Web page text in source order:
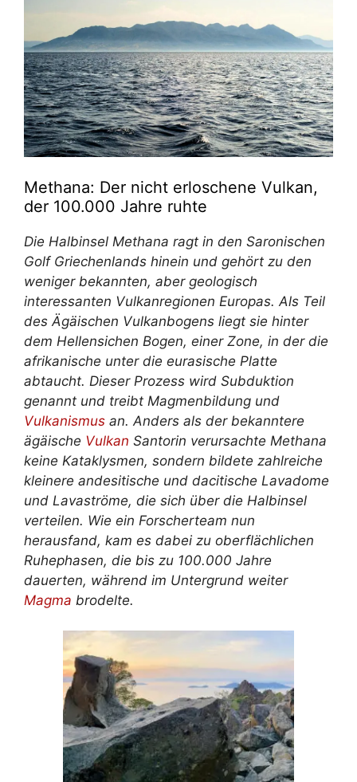
Methana: Der nicht erloschene Vulkan,
der 100.000 Jahre ruhte
Die Halbinsel Methana ragt in den Saronischen
Golf Griechenlands hinein und gehört zu den
weniger bekannten, aber geologisch
interessanten Vulkanregionen Europas. Als Teil
des Ägäischen Vulkanbogens liegt sie hinter
dem Hellensichen Bogen, einer Zone, in der die
afrikanische unter die eurasische Platte
abtaucht. Dieser Prozess wird Subduktion
genannt und treibt Magmenbildung und
Vulkanismus an. Anders als der bekanntere
ägäische Vulkan Santorin verursachte Methana
keine Kataklysmen, sondern bildete zahlreiche
kleinere andesitische und dacitische Lavadome
und Lavaströme, die sich über die Halbinsel
verteilen. Wie ein Forscherteam nun
herausfand, kam es dabei zu oberflächlichen
Ruhephasen, die bis zu 100.000 Jahre
dauerten, während im Untergrund weiter
Magma brodelte.